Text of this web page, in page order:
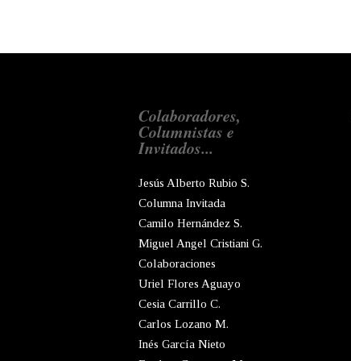
Colaboradores,
Columnistas e
Invitados...
Jesús Alberto Rubio S.
Columna Invitada
Camilo Hernández S.
Miguel Angel Cristiani G.
Colaboraciones
Uriel Flores Aguayo
Cesia Carrillo C.
Carlos Lozano M.
Inés García Nieto